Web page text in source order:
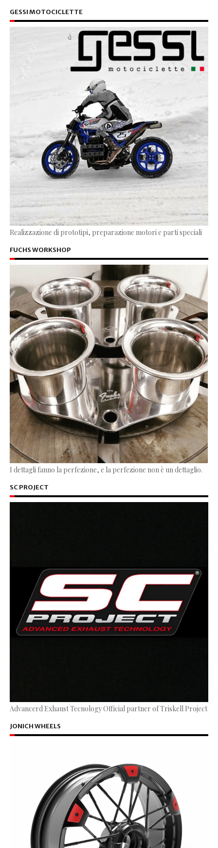
GESSI MOTOCICLETTE
Realizzazione di prototipi, preparazione motori e parti speciali
FUCHS WORKSHOP
I dettagli fanno la perfezione, e la perfezione non è un dettaglio.
SC PROJECT
Advancerd Exhaust Tecnology Official partner of Triskell Project
JONICH WHEELS